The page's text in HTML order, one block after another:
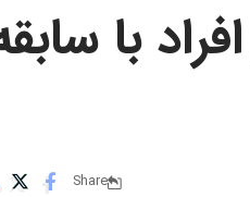
با
Share